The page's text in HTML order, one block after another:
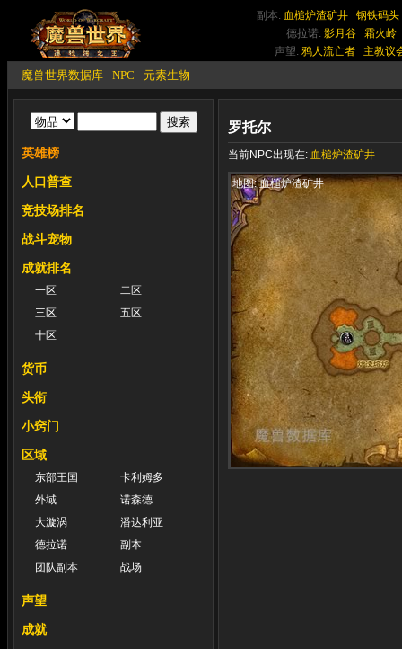
副本: 血槌炉渣矿井
钢铁码头
德拉诺: 影月谷
霜火岭
声望: 鸦人流亡者 主教议
魔兽世界数据库 - NPC - 元素生物
英雄榜
人口普查
竞技场排名
战斗宠物
成就排名
一区
二区
三区
五区
十区
货币
头衔
小窍门
区域
东部王国
卡利姆多
外域
诺森德
大漩涡
潘达利亚
德拉诺
副本
团队副本
战场
声望
成就
罗托尔
当前NPC出现在: 血槌炉渣矿井
地图: 血槌炉渣矿井